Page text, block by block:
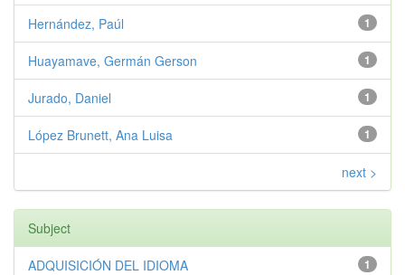
1
Hernández, Paúl
1
Huayamave, Germán Gerson
1
Jurado, Daniel
1
López Brunett, Ana Luisa
next >
Subject
1
ADQUISICIÓN DEL IDIOMA